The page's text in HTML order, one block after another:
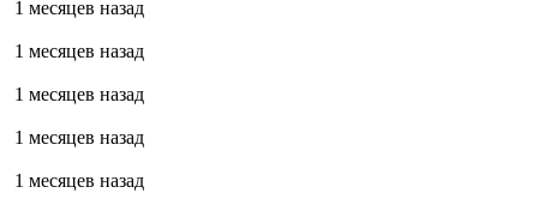
1 месяцев назад
1 месяцев назад
1 месяцев назад
1 месяцев назад
1 месяцев назад